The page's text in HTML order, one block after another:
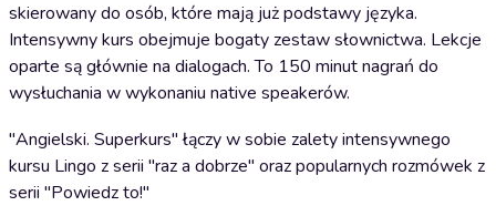
skierowany do osób, które mają już podstawy języka.
Intensywny kurs obejmuje bogaty zestaw słownictwa. Lekcje
oparte są głównie na dialogach. To 150 minut nagrań do
wysłuchania w wykonaniu native speakerów.
"Angielski. Superkurs" łączy w sobie zalety intensywnego
kursu Lingo z serii "raz a dobrze" oraz popularnych rozmówek z
serii "Powiedz to!"